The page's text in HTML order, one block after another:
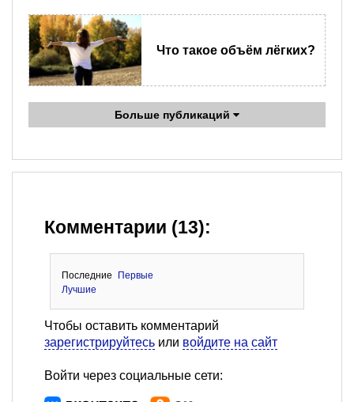
Что такое объём лёгких?
Больше публикаций
Комментарии (13):
Последние
Первые
Лучшие
Чтобы оставить комментарий
зарегистрируйтесь или войдите на сайт
Войти через социальные сети: